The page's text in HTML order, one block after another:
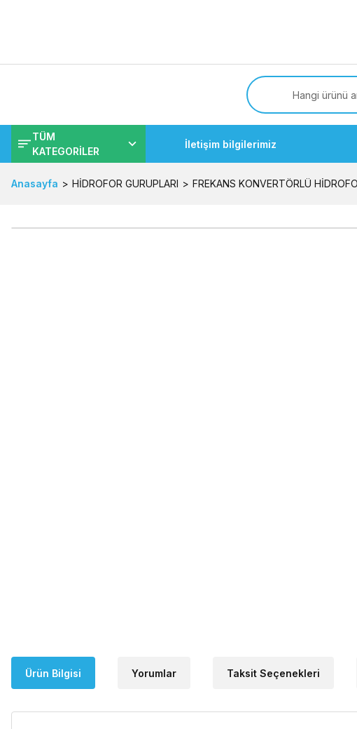
TÜM
KATEGORİLER
İletişim bilgilerimiz
Anasayfa HİDROFOR GURUPLARI FREKANS KONVERTÖRLÜ
Ürün Bilgisi Yorumlar Taksit Seçenekleri